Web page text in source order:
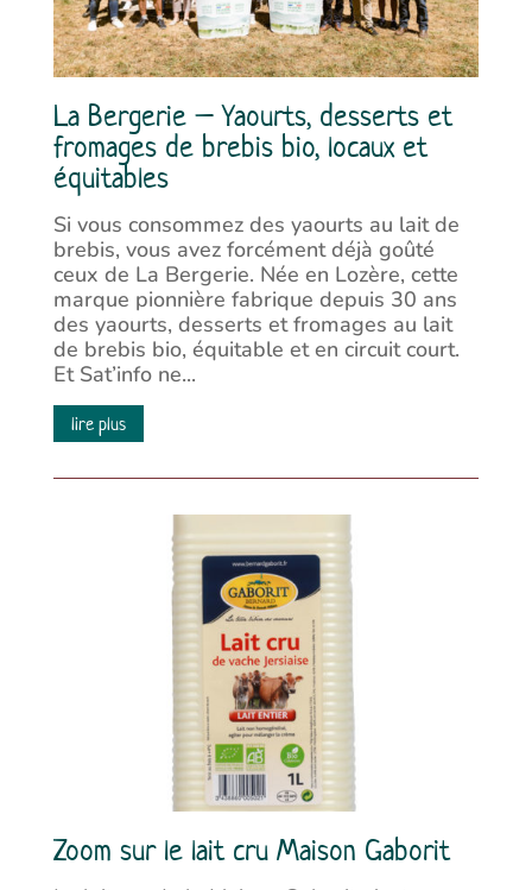
La Bergerie – Yaourts, desserts et
fromages de brebis bio, locaux et
équitables
Si vous consommez des yaourts au lait de
brebis, vous avez forcément déjà goûté
ceux de La Bergerie. Née en Lozère, cette
marque pionnière fabrique depuis 30 ans
des yaourts, desserts et fromages au lait
de brebis bio, équitable et en circuit court.
Et Sat’info ne...
lire plus
Zoom sur le lait cru Maison Gaborit